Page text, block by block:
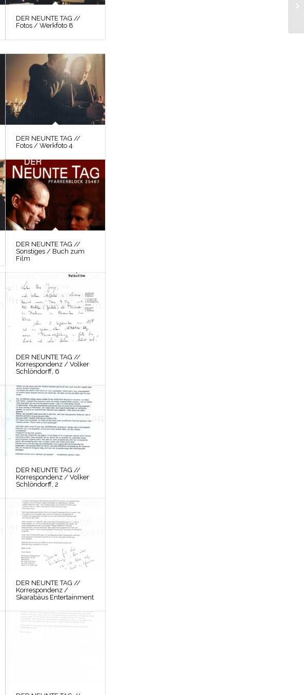
DER NEUNTE TAG //
Fotos / Werkfoto 8
DER NEUNTE TAG //
Fotos / Werkfoto 4
DER NEUNTE TAG //
Sonstiges / Buch zum
Film
DER NEUNTE TAG //
Korrespondenz / Volker
Schlöndorff, 6
DER NEUNTE TAG //
Korrespondenz / Volker
Schlöndorff, 2
DER NEUNTE TAG //
Korrespondenz /
Skarabäus Entertainment